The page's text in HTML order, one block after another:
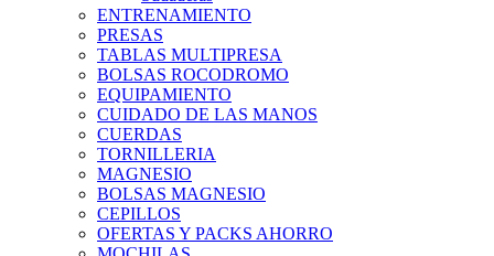
ENTRENAMIENTO
PRESAS
TABLAS MULTIPRESA
BOLSAS ROCODROMO
EQUIPAMIENTO
CUIDADO DE LAS MANOS
CUERDAS
TORNILLERIA
MAGNESIO
BOLSAS MAGNESIO
CEPILLOS
OFERTAS Y PACKS AHORRO